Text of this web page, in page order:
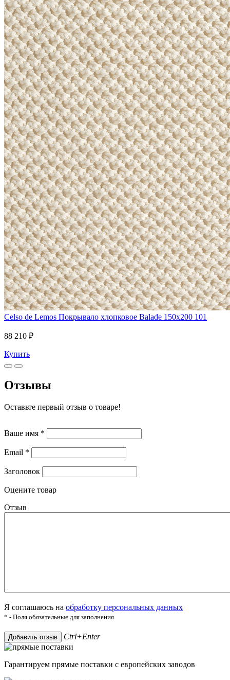
Celso de Lemos Покрывало хлопковое Balade 150x200 101
88 210 ₽
Купить
Отзывы
Оставьте первый отзыв о товаре!
Ваше имя *
Email *
Заголовок
Оцените товар
Отзыв
Я соглашаюсь на обработку персональных данных
* - Поля обязательные для заполнения
Добавить отзыв Ctrl+Enter
Гарантируем прямые поставки с европейских заводов